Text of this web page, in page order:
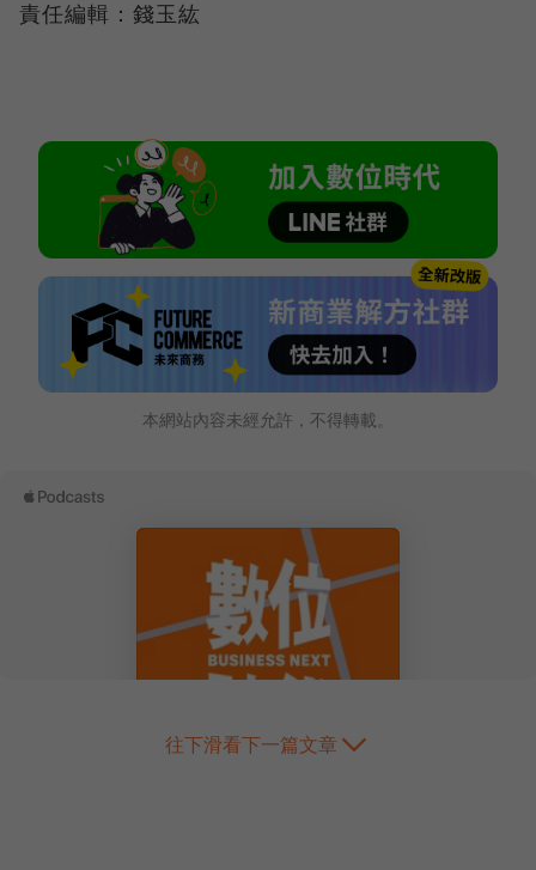
責任編輯：錢玉紘
本網站內容未經允許，不得轉載。
往下滑看下一篇文章